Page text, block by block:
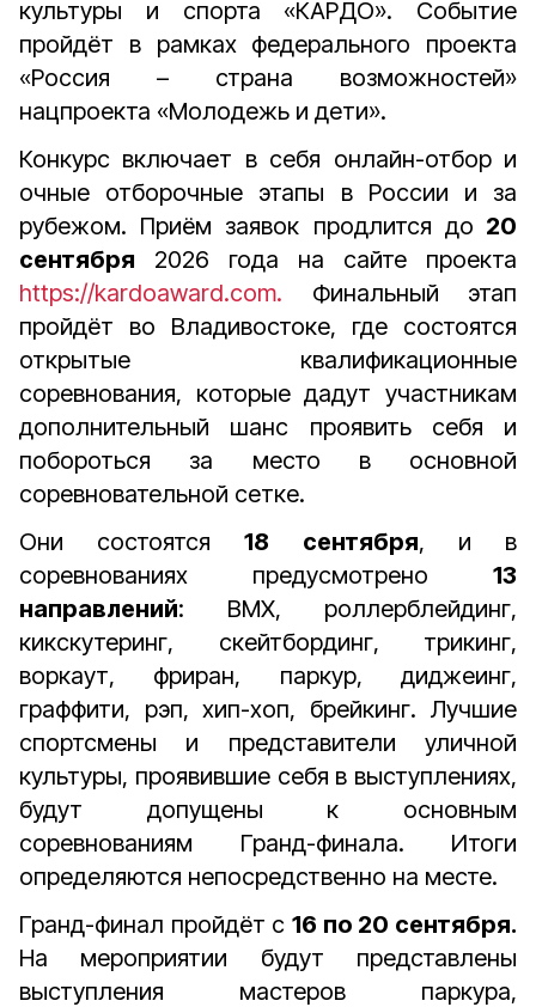
культуры и спорта «КАРДО». Событие
пройдёт в рамках федерального проекта
«Россия – страна возможностей»
нацпроекта «Молодежь и дети».
Конкурс включает в себя онлайн-отбор и
очные отборочные этапы в России и за
рубежом. Приём заявок продлится до 20
сентября 2026 года на сайте проекта
https://kardoaward.com. Финальный этап
пройдёт во Владивостоке, где состоятся
открытые квалификационные
соревнования, которые дадут участникам
дополнительный шанс проявить себя и
побороться за место в основной
соревновательной сетке.
Они состоятся18 сентября, и в
соревнованиях предусмотрено 13
направлений: BMX, роллерблейдинг,
кикскутеринг, скейтбординг, трикинг,
воркаут, фриран, паркур, диджеинг,
граффити, рэп, хип-хоп, брейкинг. Лучшие
спортсмены и представители уличной
культуры, проявившие себя в выступлениях,
будут допущены к основным
соревнованиям Гранд-финала. Итоги
определяются непосредственно на месте.
Гранд-финал пройдёт с 16 по 20 сентября.
На мероприятии будут представлены
выступления мастеров паркура,